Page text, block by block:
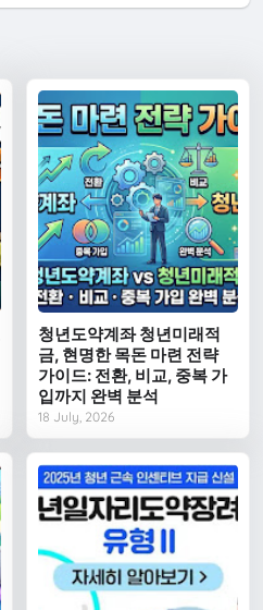
청년도약계좌 청년미래적
금, 현명한 목돈 마련 전략
가이드: 전환, 비교, 중복 가
입까지 완벽 분석
18 July, 2026